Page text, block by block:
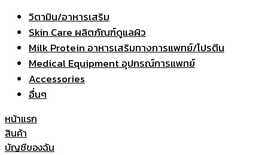
วิตามิน/อาหารเสริม
Skin Care ผลิตภัณฑ์ดูแลผิว
Milk Protein อาหารเสริมทางการแพทย์/โปรตีน
Medical Equipment อุปกรณ์การแพทย์
Accessories
อื่นๆ
หน้าแรก
สินค้า
บัญชีของฉัน